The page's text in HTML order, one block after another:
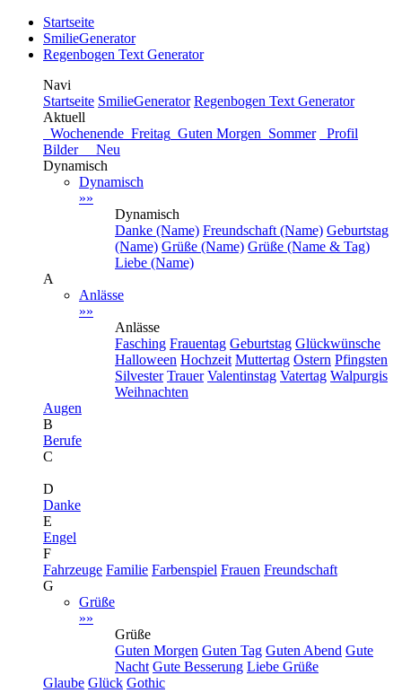
Startseite
SmilieGenerator
Regenbogen Text Generator
Navi
Startseite SmilieGenerator Regenbogen Text Generator
Aktuell
Wochenende Freitag Guten Morgen Sommer
Profil
Bilder Neu
Dynamisch
Dynamisch
»»
Dynamisch
Danke (Name) Freundschaft (Name) Geburtstag
(Name) Grüße (Name) Grüße (Name & Tag)
Liebe (Name)
A
Anlässe
»»
Anlässe
Fasching Frauentag Geburtstag Glückwünsche
Halloween Hochzeit Muttertag Ostern Pfingsten
Silvester Trauer Valentinstag Vatertag Walpurgis
Weihnachten
Augen
B
Berufe
C
D
Danke
E
Engel
F
Fahrzeuge Familie Farbenspiel Frauen Freundschaft
G
Grüße
»»
Grüße
Guten Morgen Guten Tag Guten Abend Gute
Nacht Gute Besserung Liebe Grüße
Glaube Glück Gothic